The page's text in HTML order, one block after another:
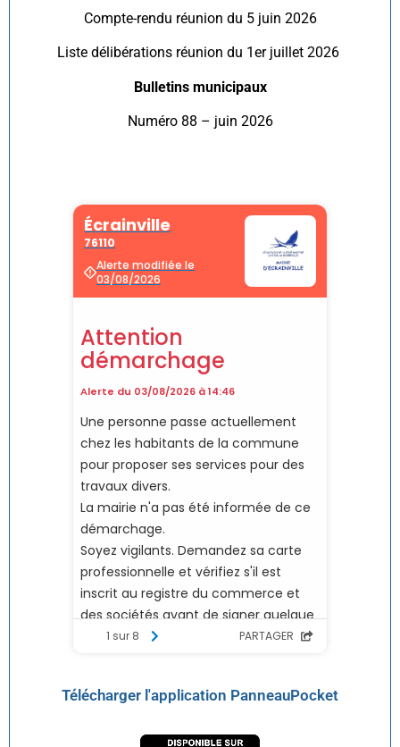
Compte-rendu réunion du 5 juin 2026
Liste délibérations réunion du 1er juillet 2026
Bulletins municipaux
Numéro 88 – juin 2026
Télécharger l'application PanneauPocket